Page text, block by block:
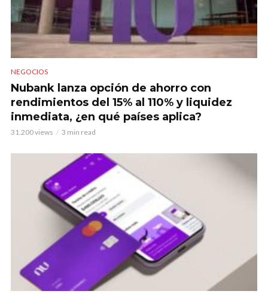
NEGOCIOS
Nubank lanza opción de ahorro con
rendimientos del 15% al 110% y liquidez
inmediata, ¿en qué países aplica?
31.200 views 3 min read